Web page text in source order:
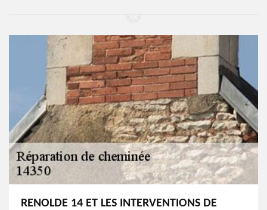
RENOLDE 14 ET LES INTERVENTIONS DE